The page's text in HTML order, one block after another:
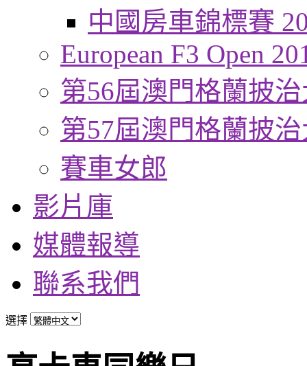
中國房車錦標賽
European F3 Open
第56屆澳門格蘭披
第57屆澳門格蘭披
賽車女郎
影片庫
媒體報導
聯系我們
選擇